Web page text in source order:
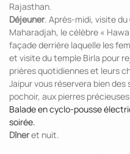
Rajasthan.
Déjeuner. Après-midi, visite du
Maharadjah, le célèbre «
façade derrière laquelle les
et visite du temple Birla pour
prières quotidiennes et leurs
Jaipur vous réservera bien
pochoir, aux pierres
Balade en cyclo-pousse
soirée.
Dîneret nuit.